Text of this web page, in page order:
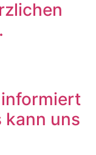
informiert
kann uns